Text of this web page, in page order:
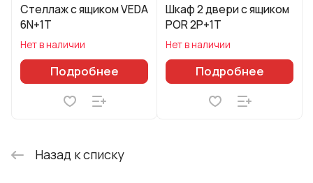
Стеллаж с ящиком VEDA
6N+1T
Нет в наличии
Подробнее
Шкаф 2 двери с ящиком
POR 2P+1T
Нет в наличии
Подробнее
Назад к списку